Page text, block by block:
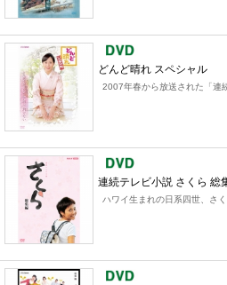
どんど晴れ スペシャル
2007年春から放送された「連
連続テレビ小説 さくら 総
ハワイ生まれの日系四世、さ